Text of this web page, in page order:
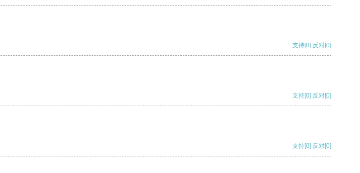
支持[0] 反对[0]
支持[0] 反对[0]
支持[0] 反对[0]